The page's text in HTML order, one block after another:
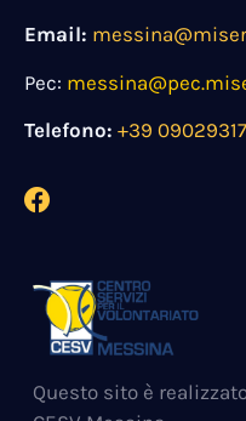
Email:
Pec:
Telefono: +39
Questo sito è